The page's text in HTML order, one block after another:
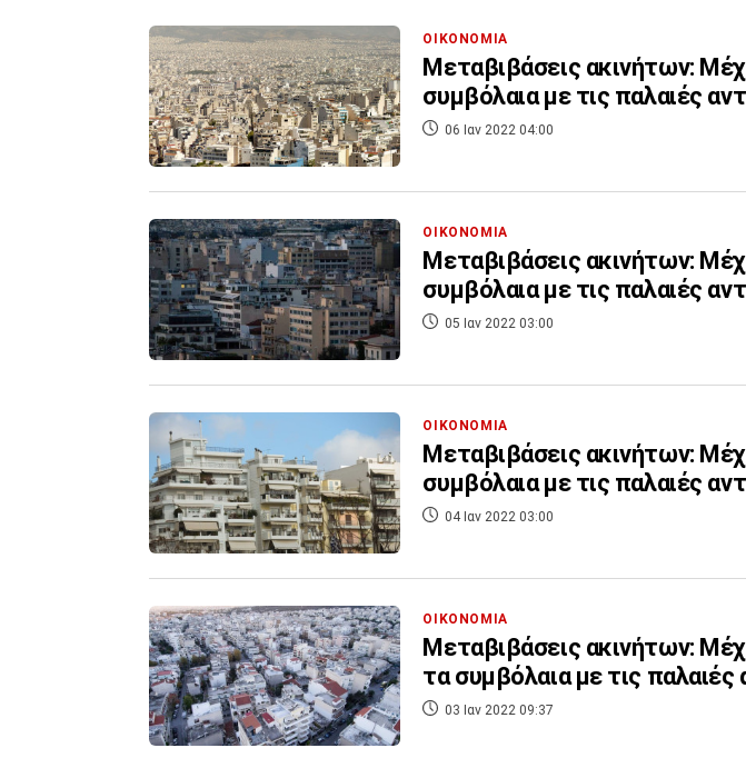
ΟΙΚΟΝΟΜΙΑ
Μεταβιβάσεις ακινήτων:
συμβόλαια με τις παλαιές
06 Ιαν 2022 04:00
ΟΙΚΟΝΟΜΙΑ
Μεταβιβάσεις ακινήτων:
συμβόλαια με τις παλαιές
05 Ιαν 2022 03:00
ΟΙΚΟΝΟΜΙΑ
Μεταβιβάσεις ακινήτων:
συμβόλαια με τις παλαιές
04 Ιαν 2022 03:00
ΟΙΚΟΝΟΜΙΑ
Μεταβιβάσεις ακινήτων:
τα συμβόλαια με τις παλαιές
03 Ιαν 2022 09:37